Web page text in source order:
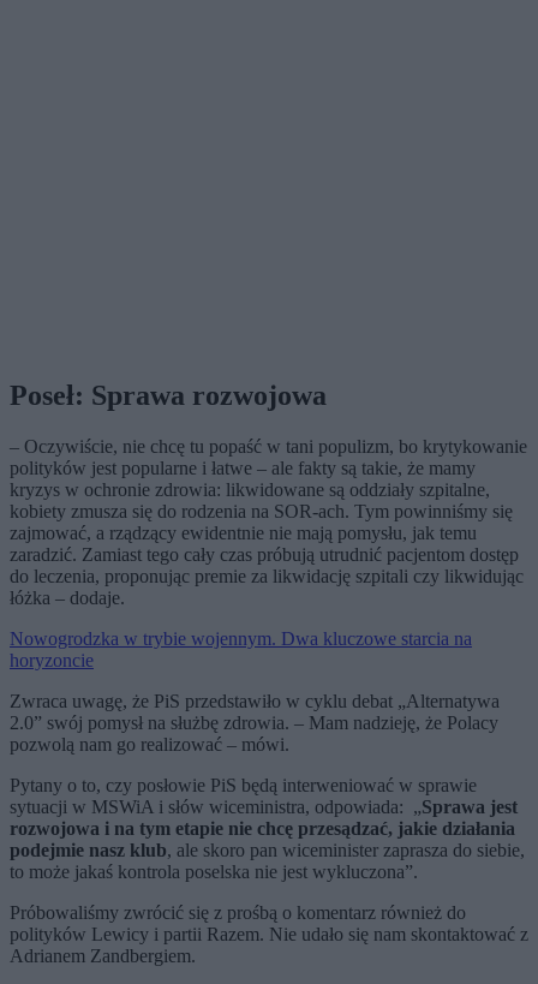
Poseł: Sprawa rozwojowa
– Oczywiście, nie chcę tu popaść w tani populizm, bo krytykowanie
polityków jest popularne i łatwe – ale fakty są takie, że mamy
kryzys w ochronie zdrowia: likwidowane są oddziały szpitalne,
kobiety zmusza się do rodzenia na SOR-ach. Tym powinniśmy się
zajmować, a rządzący ewidentnie nie mają pomysłu, jak temu
zaradzić. Zamiast tego cały czas próbują utrudnić pacjentom dostęp
do leczenia, proponując premie za likwidację szpitali czy likwidując
łóżka – dodaje.
Nowogrodzka w trybie wojennym. Dwa kluczowe starcia na
horyzoncie
Zwraca uwagę, że PiS przedstawiło w cyklu debat „Alternatywa
2.0” swój pomysł na służbę zdrowia. – Mam nadzieję, że Polacy
pozwolą nam go realizować – mówi.
Pytany o to, czy posłowie PiS będą interweniować w sprawie
sytuacji w MSWiA i słów wiceministra, odpowiada: „Sprawa jest
rozwojowa i na tym etapie nie chcę przesądzać, jakie działania
podejmie nasz klub, ale skoro pan wiceminister zaprasza do siebie,
to może jakaś kontrola poselska nie jest wykluczona”.
Próbowaliśmy zwrócić się z prośbą o komentarz również do
polityków Lewicy i partii Razem. Nie udało się nam skontaktować z
Adrianem Zandbergiem.